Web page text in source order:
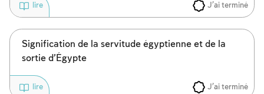
J'ai terminé
lire
Signification de la servitude égyptienne et de la
sortie d’Égypte
J'ai terminé
lire